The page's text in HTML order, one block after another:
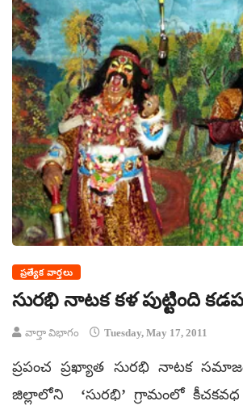
ప్రత్యేక వార్తలు
సురభి నాటక కళ పుట్టింది
వార్తా విభాగం Tuesday, May 17, 2011
ప్రపంచ ప్రఖ్యాత సురభి నాటక
జిల్లాలోని ‘సురభి’ గ్రామంలో